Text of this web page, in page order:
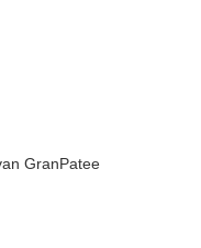
GranPatee